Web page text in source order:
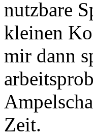
nutzbare
kleinen
mir dann
Zeit.